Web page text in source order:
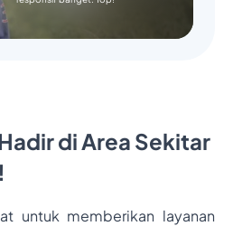
di Area Sekitar
untuk memberikan layanan